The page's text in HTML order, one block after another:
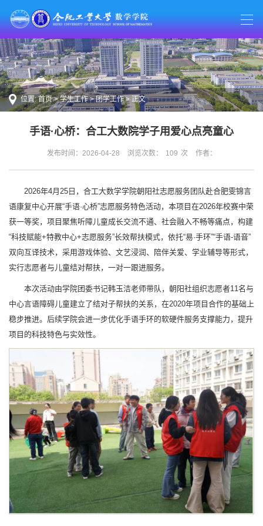
位置:首页>学生工作>团学工作> 正文
手语·心桥：合工大数院学子用爱心点亮童心
发布时间：2026-04-28 浏览次数： 109 次 作者：
2026年4月25日，合工大数学学院朝阳社志愿服务团队赴合肥雯锦言
语康复中心开展“手语·心桥”志愿服务特色活动，本项目在2026年校赛中荣
获一等奖，项目聚焦听障儿童成长交流不通、社会融入不畅等痛点，构建
“科技赋能+特教中心+志愿服务”长效帮扶模式，依托“易·手环”“手语-语音”
双向互译技术，采用游戏体验、文艺浸润、陪伴关爱、学业辅导等形式，
实行志愿者与儿童结对帮扶，一对一跟进服务。
本次活动由学院团委书记韩玉洁老师带队，朝阳社组织志愿者11名与
中心言语障碍儿童建立了结对子帮扶的关系，在2020年项目合作的基础上
稳步推进。后续学院会进一步优化手语手环的软硬件服务支撑能力，提升
项目的科技特色与实效性。